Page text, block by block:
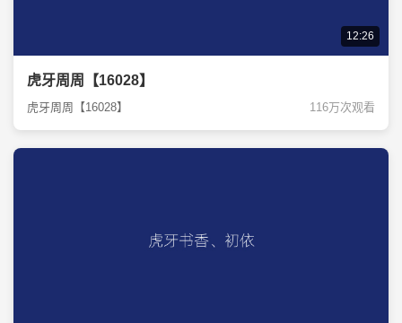
12:26
虎牙周周【16028】
虎牙周周【16028】 116万次观看